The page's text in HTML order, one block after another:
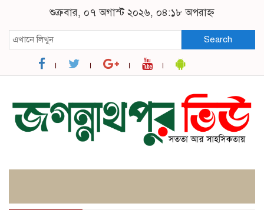
শুক্রবার, ০৭ অগাস্ট ২০২৬, ০৪:১৮ অপরাহ্ন
Search